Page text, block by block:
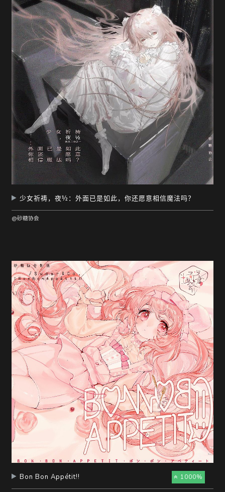
少女祈祷，夜½：外面已是如此，你还愿意相信魔法吗？
@砂糖协会
1000%
Bon Bon Appétit!!